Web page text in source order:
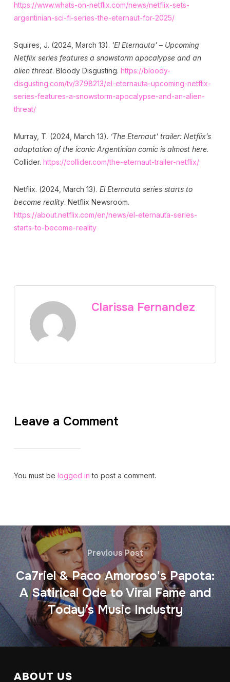
https://www.whats-on-netflix.com/news/netflix-sets-
argentinian-sci-fi-series-the-eternaut-for-2025/
Squires, J. (2024, March 13). ‘El Eternauta’ – Upcoming
Netflix series features a snowstorm apocalypse and an
alien threat. Bloody Disgusting. https://bloody-
disgusting.com/tv/3798213/el-eternauta-upcoming-netflix-
series-features-a-snowstorm-apocalypse-and-an-alien-
threat/
Murray, T. (2024, March 13). ‘The Eternaut’ trailer: Netflix’s
adaptation of the iconic Argentinian comic is almost here.
Collider. https://collider.com/the-eternaut-trailer-netflix/
Netflix. (2024, March 13). El Eternauta series starts to
become reality. Netflix Newsroom.
https://about.netflix.com/en/news/el-eternauta-series-
starts-to-become-reality
Clarissa Fernandez
Leave a Comment
You must be logged in to post a comment.
Previous Post
Ca7riel & Paco Amoroso's Papota:
A Satirical Ode to Viral Fame and
Today’s Music Industry
ABOUT US